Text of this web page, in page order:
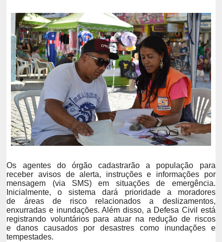
Os agentes do órgão cadastrarão a população para
receber avisos de alerta, instruções e informações por
mensagem (via SMS) em situações de emergência.
Inicialmente, o sistema dará prioridade a moradores
de áreas de risco relacionados a deslizamentos,
enxurradas e inundações. Além disso, a Defesa Civil está
registrando voluntários para atuar na redução de riscos
e danos causados por desastres como inundações e
tempestades.